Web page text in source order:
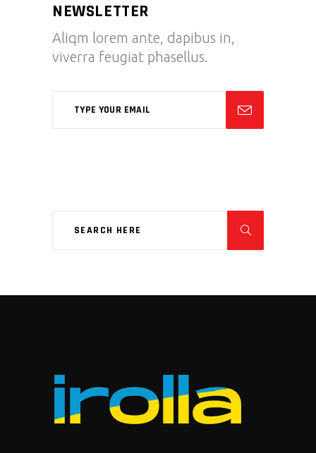
NEWSLETTER
Aliqm lorem ante, dapibus in,
viverra feugiat phasellus.